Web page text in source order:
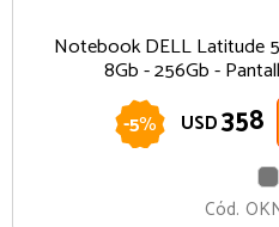
Notebook DELL Latitude
8Gb - 256Gb -
-5% USD358
Cód.